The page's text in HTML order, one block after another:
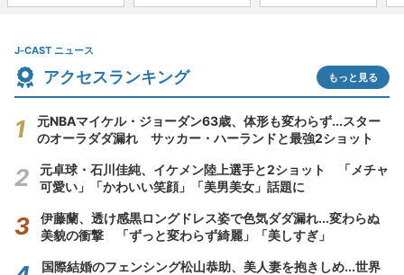
J-CAST ニュース
アクセスランキング もっと見る
元NBAマイケル・ジョーダン63歳、体形も変わらず...スター
のオーラダダ漏れ サッカー・ハーランドと最強2ショット
元卓球・石川佳純、イケメン陸上選手と2ショット 「メチャ
可愛い」「かわいい笑顔」「美男美女」話題に
伊藤蘭、透け感黒ロングドレス姿で色気ダダ漏れ...変わらぬ
美貌の衝撃 「ずっと変わらず綺麗」「美しすぎ」
国際結婚のフェンシング松山恭助、美人妻を抱きしめ...世界